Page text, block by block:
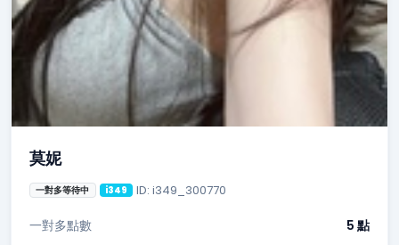
莫妮
一對多等待中 i349 ID: i349_300770
一對多點數
5 點